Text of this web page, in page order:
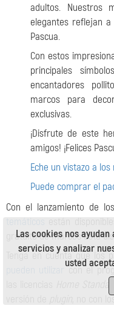
Las cookies nos
servicios y analizar
usted
adultos. Nuestros
elegantes reflejan
Pascua.
Con estos
principales
encantadores
marcos para
exclusivas.
¡Disfrute de este
amigos! ¡Felices
Eche un vistazo a
Puede comprar el
Con el lanzamiento de
gratuito de marcos está
Tenga en cuenta que
con el
Home
, no con